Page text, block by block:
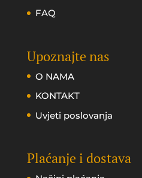
FAQ
Upoznajte nas
O NAMA
KONTAKT
Uvjeti poslovanja
Plaćanje i dostava